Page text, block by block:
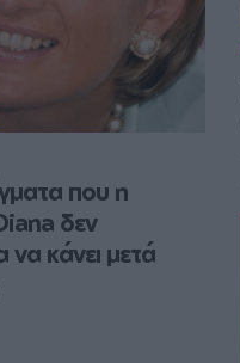
που η
δεν
να κάνει μετά